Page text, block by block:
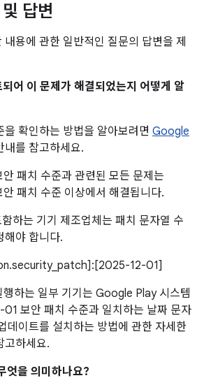
답변
용에 관한 일반적인 질문의 답변을 제
어 이 문제가 해결되었는지 어떻게 알
을 확인하는 방법을 알아보려면 Google
내를 참고하세요.
패치 수준과 관련된 모든 문제는
패치 수준 이상에서 해결됩니다.
하는 기기 제조업체는 패치 문자열 수
해야 합니다.
12-01]
하는 일부 기기는 Google Play 시스템
보안 패치 수준과 일치하는 날짜 문자
데이트를 설치하는 방법에 관한 자세한
고하세요.
엇을 의미하나요?